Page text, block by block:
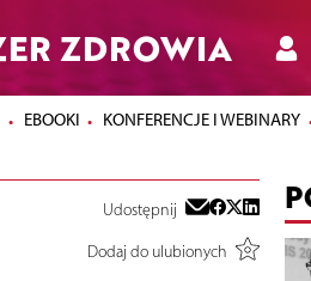
ZDROWIA
EBOOKI KONFERENCJE I WEBINARY
Udostępnij
Dodaj do ulubionych